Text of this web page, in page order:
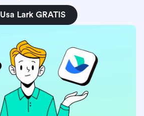
Usa Lark GRATIS